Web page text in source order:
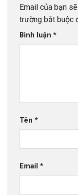
Email của bạn
trường bắt buộc
Bình luận *
Tên *
Email *